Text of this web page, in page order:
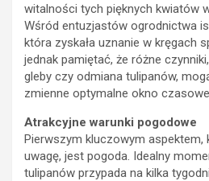
witalności tych pięknych kwiatów
Wśród entuzjastów ogrodnictwa
która zyskała uznanie w kręgach
jednak pamiętać, że różne
gleby czy odmiana tulipanów,
zmienne optymalne okno
Atrakcyjne warunki pogodowe
Pierwszym kluczowym aspektem,
uwagę, jest pogoda. Idealny
tulipanów przypada na kilka